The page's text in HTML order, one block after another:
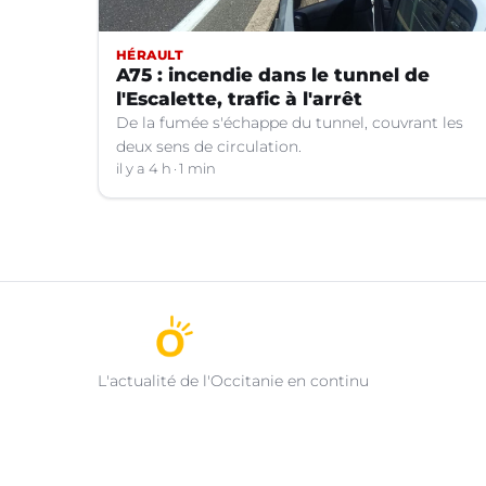
HÉRAULT
A75 : incendie dans le tunnel de
l'Escalette, trafic à l'arrêt
De la fumée s'échappe du tunnel, couvrant les
deux sens de circulation.
il y a 4 h 1 min
L'actualité de l'Occitanie en continu